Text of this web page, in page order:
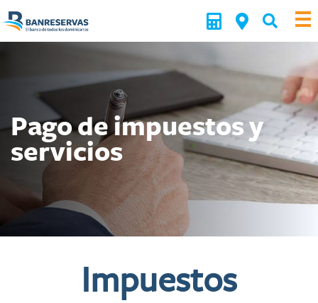
Pago de impuestos y
servicios
Impuestos